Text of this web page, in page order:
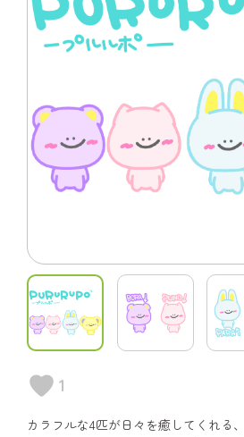
1
カラフルな4匹が日々を癒してくれる、